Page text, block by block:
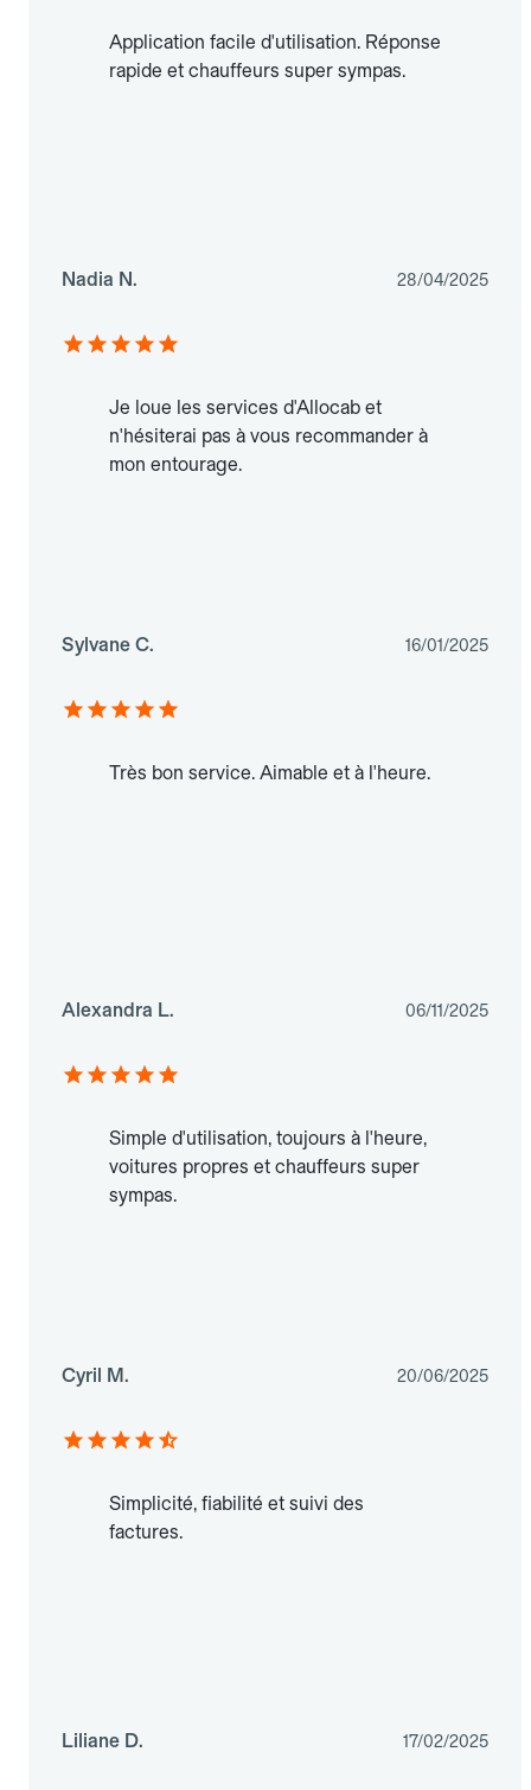
Application facile d'utilisation. Réponse
rapide et chauffeurs super sympas.
Nadia N. 28/04/2025
Je loue les services d'Allocab et
n'hésiterai pas à vous recommander à
mon entourage.
Sylvane C. 16/01/2025
Très bon service. Aimable et à l'heure.
Alexandra L. 06/11/2025
Simple d'utilisation, toujours à l'heure,
voitures propres et chauffeurs super
sympas.
Cyril M. 20/06/2025
Simplicité, fiabilité et suivi des
factures.
Liliane D. 17/02/2025